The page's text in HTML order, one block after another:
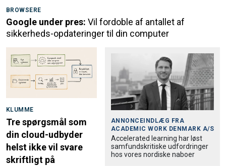
BROWSERE
Google under pres: Vil fordoble af antallet af
sikkerheds-opdateringer til din computer
KLUMME
Tre spørgsmål som
din cloud-udbyder
helst ikke vil svare
skriftligt på
ANNONCEINDLÆG FRA
ACADEMIC WORK DENMARK A/S
Accele­rated learning har løst
samfund­skri­tiske udfordringer
hos vores nordiske naboer